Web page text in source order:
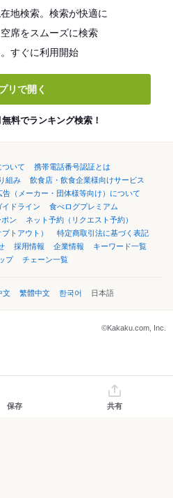
地検索。検索が快適に
席をスムーズに検索
すぐに利用開始
リで開く
料でランキング検索！
ついて
携帯電話番号認証とは
組み
飲食店・飲食企業様向けサービス
告（メーカー・団体様等向け）について
イドライン
食べログプレミアム
ン
ネット予約（リクエスト予約）
トアウト）
特定商取引法に基づく表記
採用情報 企業情報
キーワード一覧
プ
チェーン一覧
文 繁體中文 한국어 日本語
©Kakaku.com, Inc.
保存 共有